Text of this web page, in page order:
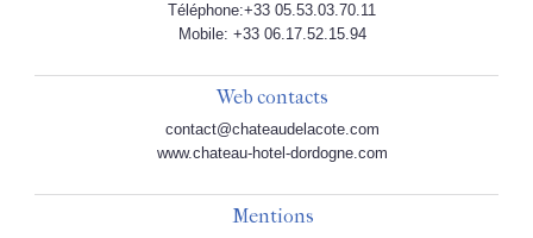
Téléphone:+33 05.53.03.70.11
Mobile: +33 06.17.52.15.94
Web contacts
contact@chateaudelacote.com
www.chateau-hotel-dordogne.com
Mentions